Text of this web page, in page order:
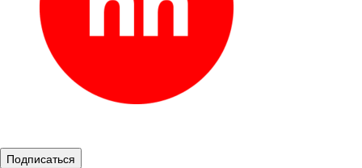
Подписаться